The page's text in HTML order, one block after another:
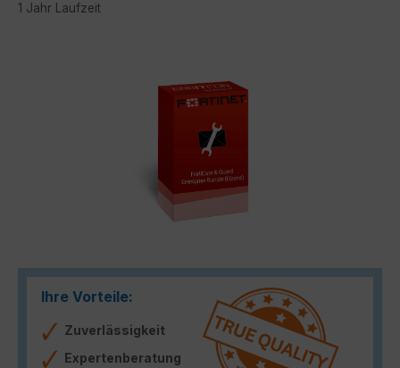
1 Jahr Laufzeit
Ihre Vorteile:
Zuverlässigkeit
Expertenberatung